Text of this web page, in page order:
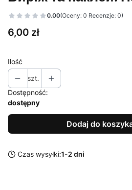
0.00(Oceny: 0 Recenzje: 0)
Cena
6,00 zł
Ilość
szt.
Dostępność:
dostępny
Dodaj do
Czas wysyłki:1-2 dni